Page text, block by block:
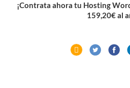
¡Contrata ahora tu Hosting
159,20€ al